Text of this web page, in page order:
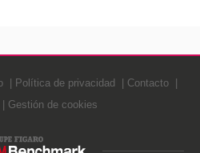
Política de privacidad
Contacto
Gestión de cookies